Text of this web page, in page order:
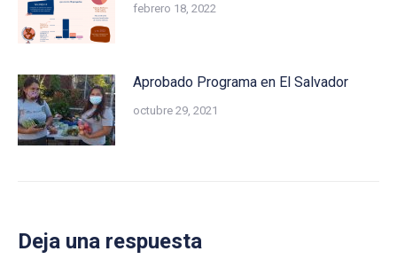
febrero 18, 2022
Aprobado Programa en El Salvador
octubre 29, 2021
Deja una respuesta